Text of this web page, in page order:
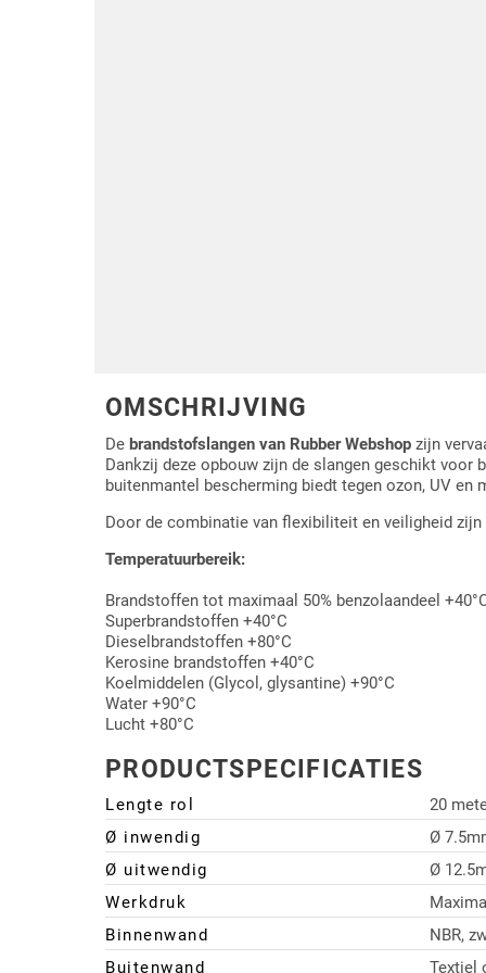
OMSCHRIJVING
De brandstofslangen van Rubber Webshop zijn
Dankzij deze opbouw zijn de slangen geschikt
buitenmantel bescherming biedt tegen ozon, UV en
Door de combinatie van flexibiliteit en veiligheid zijn
Temperatuurbereik:
Brandstoffen tot maximaal 50% benzolaandeel
Superbrandstoffen +40°C
Dieselbrandstoffen +80°C
Kerosine brandstoffen +40°C
Koelmiddelen (Glycol, glysantine) +90°C
Water +90°C
Lucht +80°C
PRODUCTSPECIFICATIES
Lengte rol
20
Ø inwendig
Ø
Ø uitwendig
Ø
Werkdruk
Binnenwand
NBR,
Buitenwand
Textiel